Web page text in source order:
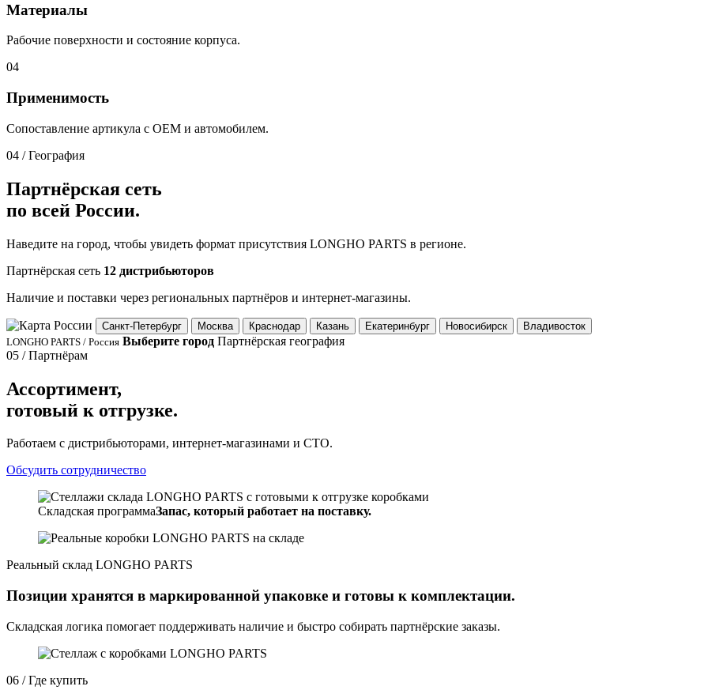
Материалы
Рабочие поверхности и состояние корпуса.
04
Применимость
Сопоставление артикула с OEM и автомобилем.
04 / География
Партнёрская сеть
по всей России.
Наведите на город, чтобы увидеть формат присутствия LONGHO PARTS в регионе.
Партнёрская сеть 12 дистрибьюторов
Наличие и поставки через региональных партнёров и интернет-магазины.
Санкт-Петербург Москва Краснодар Казань Екатеринбург Новосибирск
Владивосток
LONGHO PARTS / Россия Выберите город Партнёрская география
05 / Партнёрам
Ассортимент,
готовый к отгрузке.
Работаем с дистрибьюторами, интернет-магазинами и СТО.
Обсудить сотрудничество
Складская программаЗапас, который работает на поставку.
Реальный склад LONGHO PARTS
Позиции хранятся в маркированной упаковке и готовы к комплектации.
Складская логика помогает поддерживать наличие и быстро собирать партнёрские заказы.
06 / Где купить